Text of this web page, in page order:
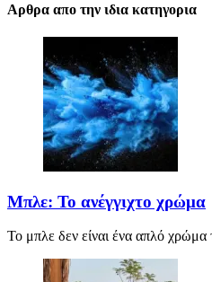
Αρθρα απο την ιδια κατηγορια
Μπλε: Το ανέγγιχτο χρώμα
Το μπλε δεν είναι ένα απλό χρώμα